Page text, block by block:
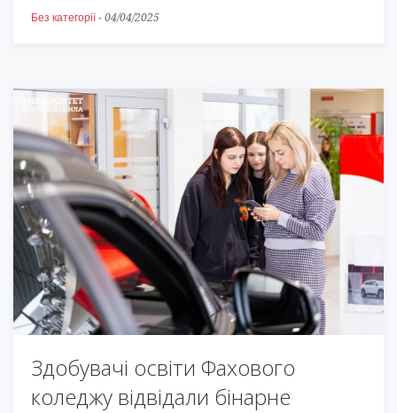
Без категорії- 04/04/2025
Здобувачі освіти Фахового
коледжу відвідали бінарне